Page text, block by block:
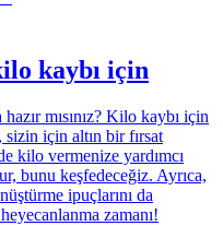
kaybı için
mısınız? Kilo kaybı için
sizin için altın bir fırsat
kilo vermenize yardımcı
bunu keşfedeceğiz. Ayrıca,
ipuçlarını da
zamanı!